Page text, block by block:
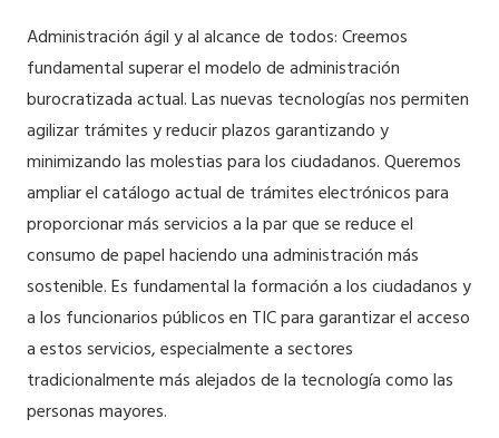
Administración ágil y al alcance de todos: Creemos
fundamental superar el modelo de administración
burocratizada actual. Las nuevas tecnologías nos permiten
agilizar trámites y reducir plazos garantizando y
minimizando las molestias para los ciudadanos. Queremos
ampliar el catálogo actual de trámites electrónicos para
proporcionar más servicios a la par que se reduce el
consumo de papel haciendo una administración más
sostenible. Es fundamental la formación a los ciudadanos y
a los funcionarios públicos en TIC para garantizar el acceso
a estos servicios, especialmente a sectores
tradicionalmente más alejados de la tecnología como las
personas mayores.